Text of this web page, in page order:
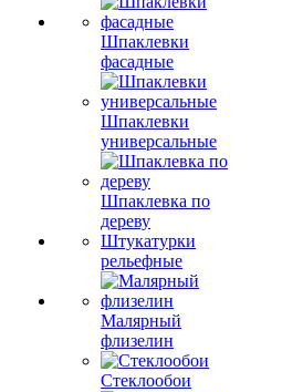
Шпаклевки
фасадные
Шпаклевки
универсальные
Шпаклевка по
дереву
Штукатурки
рельефные
Малярный
флизелин
Стеклообои